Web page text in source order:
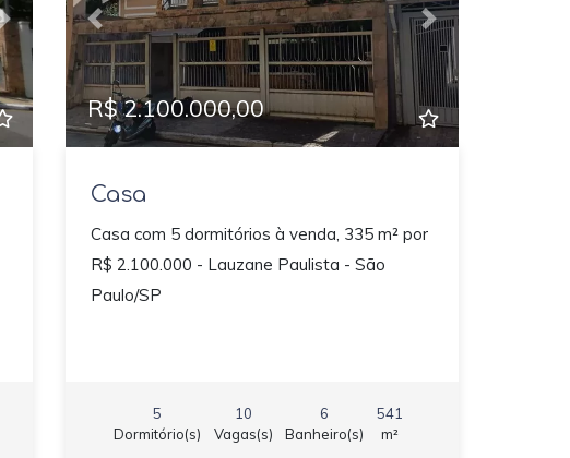
Next Previous Next
R$ 2.100.000,00
Casa
Casa com 5 dormitórios à venda, 335 m² por
R$ 2.100.000 - Lauzane Paulista - São
Paulo/SP
5
Dormitório(s)
10
Vagas(s)
6
Banheiro(s)
541
m²